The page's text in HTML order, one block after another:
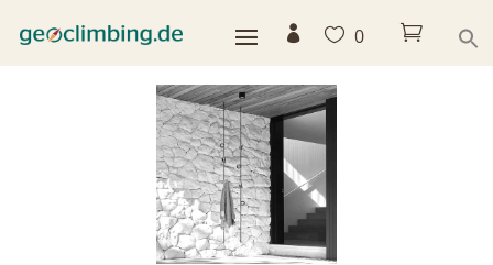
  0 
< zurück